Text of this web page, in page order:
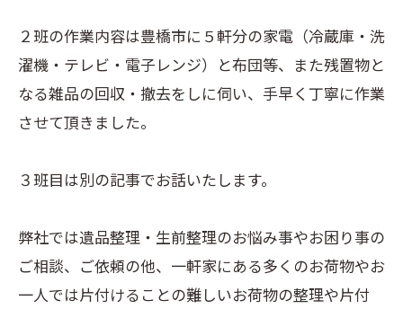
２班の作業内容は豊橋市に５軒分の家電（冷蔵庫・洗
濯機・テレビ・電子レンジ）と布団等、また残置物と
なる雑品の回収・撤去をしに伺い、手早く丁寧に作業
させて頂きました。
３班目は別の記事でお話いたします。
弊社では遺品整理・生前整理のお悩み事やお困り事の
ご相談、ご依頼の他、一軒家にある多くのお荷物やお
一人では片付けることの難しいお荷物の整理や片付